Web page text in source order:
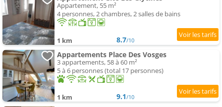
Appartement, 55 m²
4 personnes, 2 chambres, 2 salles de bains
1 km 8.7/10
Appartements Place Des Vosges
3 appartements, 58 à 60 m²
5 à 6 personnes (total 17 personnes)
1 km 9.1/10